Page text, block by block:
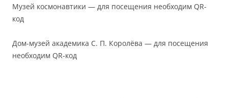
Музей космонавтики — для посещения необходим QR-
код
Дом-музей академика С. П. Королёва — для посещения
необходим QR-код